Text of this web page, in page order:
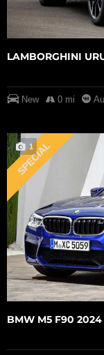
LAMBORGHINI
New 0 mi
1
SPECIAL
BMW M5 F90 2024